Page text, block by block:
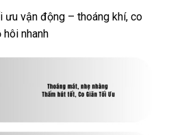
vận động – thoáng khí, co
hôi nhanh